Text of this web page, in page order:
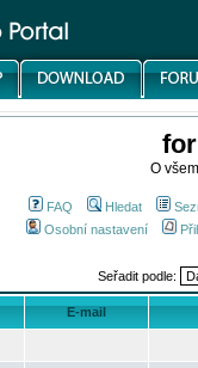
O
FAQ Hledat
Osobní nastavení
Seřadit podle:
E-mail